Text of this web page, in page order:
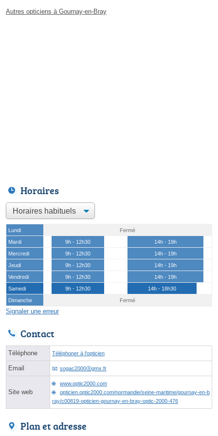
Autres opticiens à Gournay-en-Bray
Horaires
Lundi
Fermé
Mardi
9h - 12h30
14h - 19h
Mercredi
9h - 12h30
14h - 19h
Jeudi
9h - 12h30
14h - 19h
Vendredi
9h - 12h30
14h - 19h
Samedi
9h - 12h30
14h - 18h30
Dimanche
Fermé
Signaler une erreur
Contact
Téléphone Téléphoner à l'opticien
Email sogac2000ⓐgmx.fr
Site web
www.optic2000.com
opticien.optic2000.com/normandie/seine-maritime/gournay-en-b
ray/c00819-opticien-gournay-en-bray-optic-2000-476
Plan et adresse